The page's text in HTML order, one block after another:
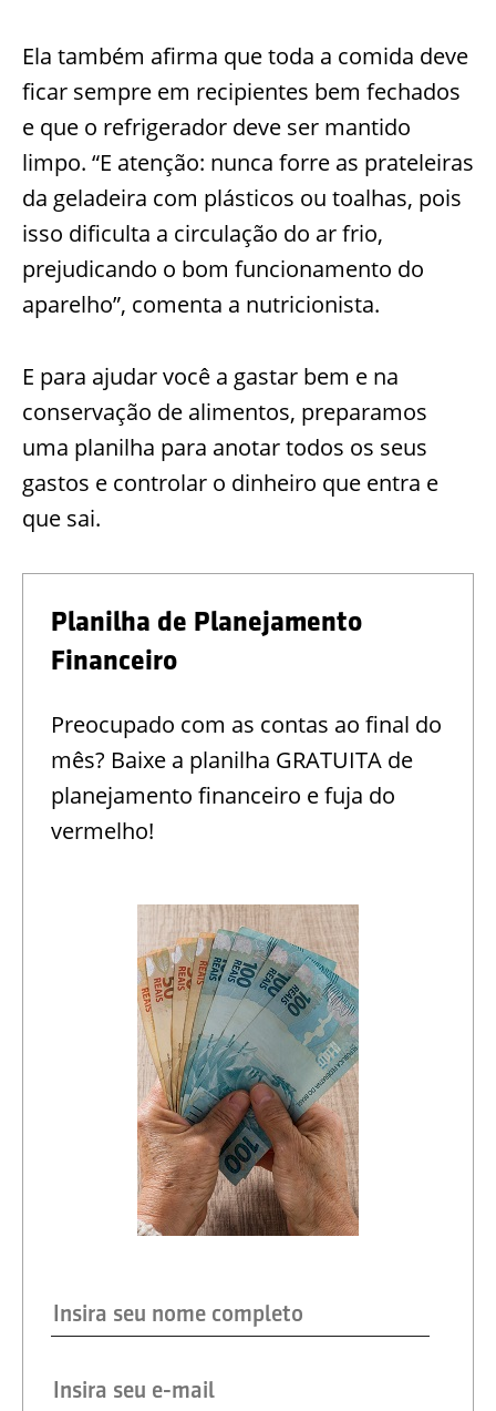
Ela também afirma que toda a comida deve
ficar sempre em recipientes bem fechados
e que o refrigerador deve ser mantido
limpo. “E atenção: nunca forre as prateleiras
da geladeira com plásticos ou toalhas, pois
isso dificulta a circulação do ar frio,
prejudicando o bom funcionamento do
aparelho”, comenta a nutricionista.
E para ajudar você a gastar bem e na
conservação de alimentos, preparamos
uma planilha para anotar todos os seus
gastos e controlar o dinheiro que entra e
que sai.
Planilha de Planejamento
Financeiro
Preocupado com as contas ao final do
mês? Baixe a planilha GRATUITA de
planejamento financeiro e fuja do
vermelho!